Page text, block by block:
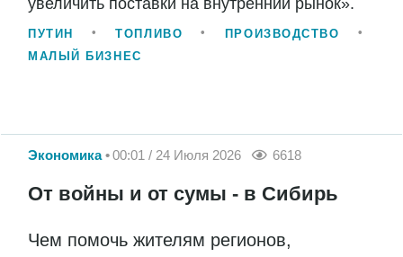
увеличить поставки на внутренний рынок».
ПУТИН ТОПЛИВО
ПРОИЗВОДСТВО
МАЛЫЙ БИЗНЕС
Экономика 00:01 / 24 Июля 2026 6618
От войны и от сумы - в Сибирь
Чем помочь жителям регионов,